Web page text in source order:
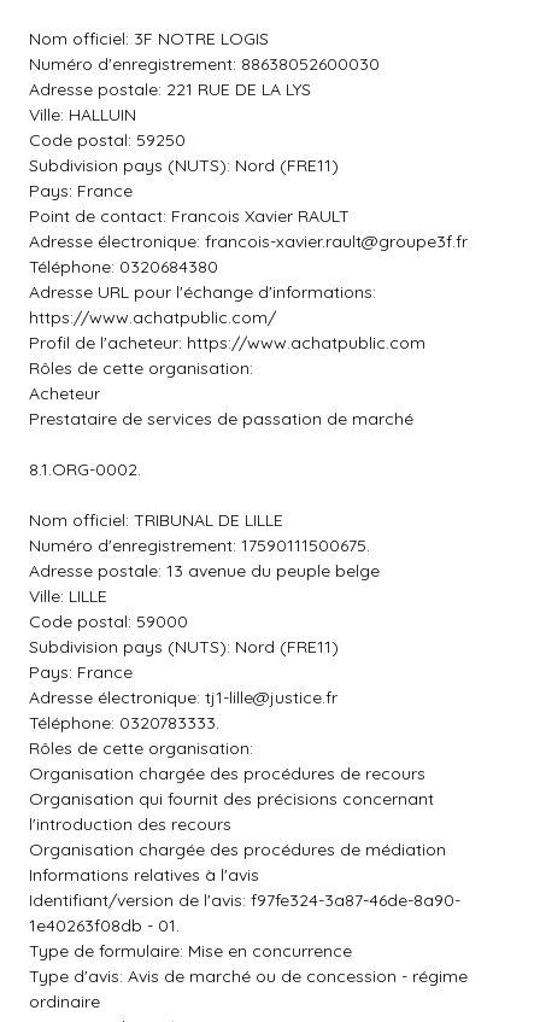
Nom officiel: 3F NOTRE LOGIS
Numéro d'enregistrement: 88638052600030
Adresse postale: 221 RUE DE LA LYS
Ville: HALLUIN
Code postal: 59250
Subdivision pays (NUTS): Nord (FRE11)
Pays: France
Point de contact: Francois Xavier RAULT
Adresse électronique: francois-xavier.rault@groupe3f.fr
Téléphone: 0320684380
Adresse URL pour l'échange d'informations:
https://www.achatpublic.com/
Profil de l'acheteur: https://www.achatpublic.com
Rôles de cette organisation:
Acheteur
Prestataire de services de passation de marché
8.1.ORG-0002.
Nom officiel: TRIBUNAL DE LILLE
Numéro d'enregistrement: 17590111500675.
Adresse postale: 13 avenue du peuple belge
Ville: LILLE
Code postal: 59000
Subdivision pays (NUTS): Nord (FRE11)
Pays: France
Adresse électronique: tj1-lille@justice.fr
Téléphone: 0320783333.
Rôles de cette organisation:
Organisation chargée des procédures de recours
Organisation qui fournit des précisions concernant
l'introduction des recours
Organisation chargée des procédures de médiation
Informations relatives à l'avis
Identifiant/version de l'avis: f97fe324-3a87-46de-8a90-
1e40263f08db - 01.
Type de formulaire: Mise en concurrence
Type d'avis: Avis de marché ou de concession - régime
ordinaire